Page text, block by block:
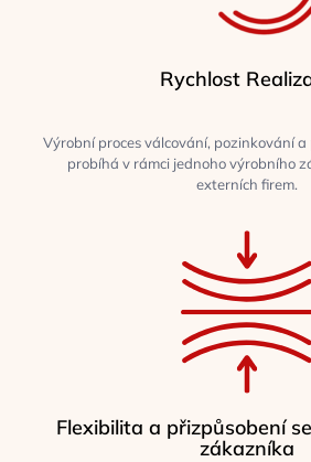
Rychlost
Výrobní proces válcování, pozinkování
probíhá v rámci jednoho výrobního
externích firem.
Flexibilita a přizpůsobení
zákazníka